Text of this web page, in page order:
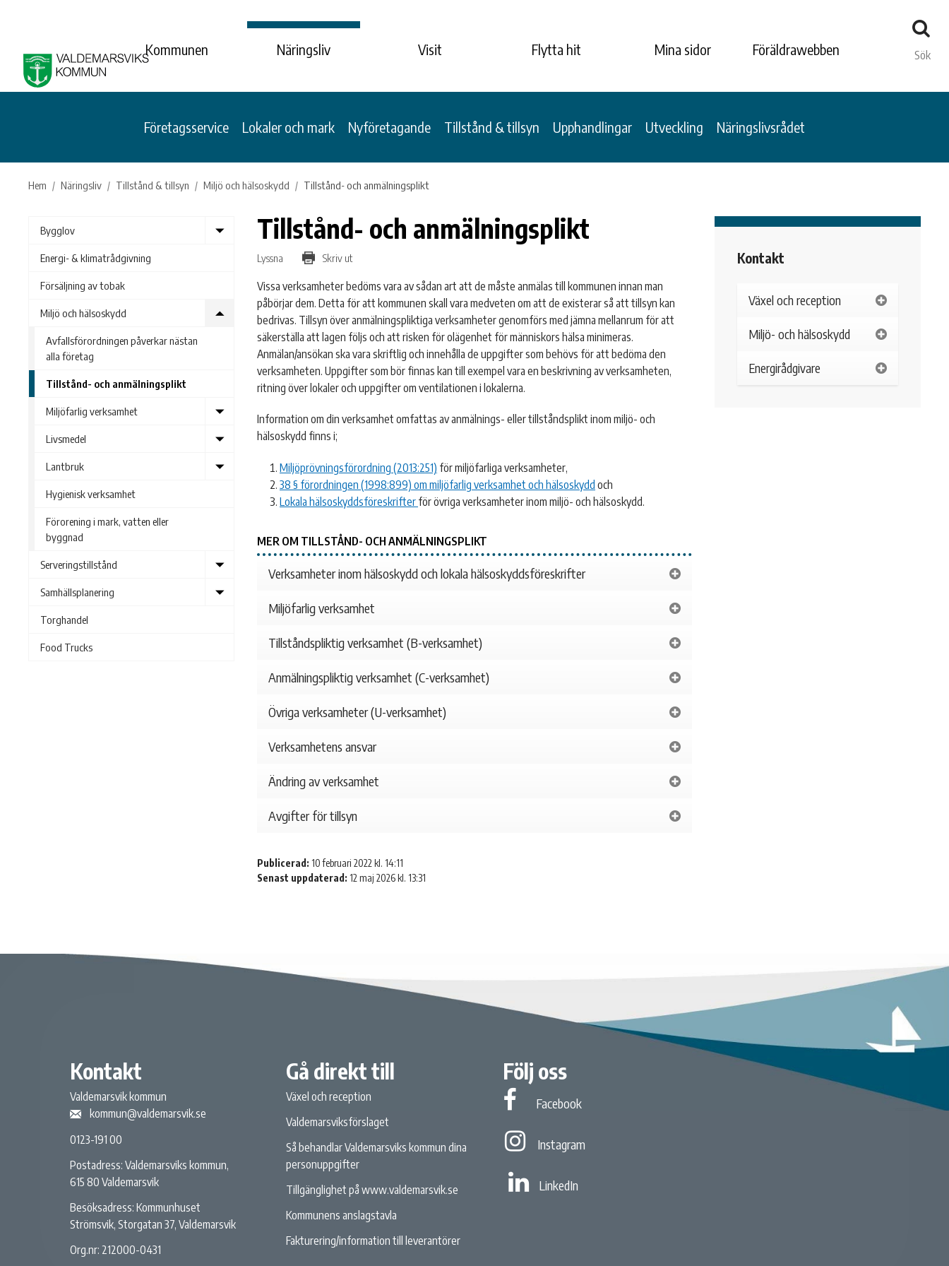
Sök
Kommunen Näringsliv Visit Flytta hit Mina sidor Föräldrawebben
Företagsservice Lokaler och mark Nyföretagande Tillstånd & tillsyn Upphandlingar Utveckling Näringslivsrådet
Hem Näringsliv Tillstånd & tillsyn Miljö och hälsoskydd Tillstånd- och anmälningsplikt
Bygglov
Show
Energi- & klimatrådgivning
Försäljning av tobak
Miljö och hälsoskydd
Show
submenu
Avfallsförordningen påverkar nästan
alla företag
Tillstånd- och anmälningsplikt
Miljöfarlig verksamhet
Show
submenu
Livsmedel
Show
Lantbruk
Show
Hygienisk verksamhet
Förorening i mark, vatten eller
byggnad
Serveringstillstånd
Show
Samhällsplanering
Show
Torghandel
Food Trucks
Tillstånd- och anmälningsplikt
Lyssna Skriv ut
Vissa verksamheter bedöms vara av sådan art att de måste anmälas till kommunen innan man
påbörjar dem. Detta för att kommunen skall vara medveten om att de existerar så att tillsyn kan
bedrivas. Tillsyn över anmälningspliktiga verksamheter genomförs med jämna mellanrum för att
säkerställa att lagen följs och att risken för olägenhet för människors hälsa minimeras.
Anmälan/ansökan ska vara skriftlig och innehålla de uppgifter som behövs för att bedöma den
verksamheten. Uppgifter som bör finnas kan till exempel vara en beskrivning av verksamheten,
ritning över lokaler och uppgifter om ventilationen i lokalerna.
Information om din verksamhet omfattas av anmälnings- eller tillståndsplikt inom miljö- och
hälsoskydd finns i;
Miljöprövningsförordning (2013:251) för miljöfarliga verksamheter,
38 § förordningen (1998:899) om miljöfarlig verksamhet och hälsoskydd och
Lokala hälsoskyddsföreskrifter för övriga verksamheter inom miljö- och hälsoskydd.
MER OM TILLSTÅND- OCH ANMÄLNINGSPLIKT
Verksamheter inom hälsoskydd och lokala hälsoskyddsföreskrifter
Miljöfarlig verksamhet
Tillståndspliktig verksamhet (B-verksamhet)
Anmälningspliktig verksamhet (C-verksamhet)
Övriga verksamheter (U-verksamhet)
Verksamhetens ansvar
Ändring av verksamhet
Avgifter för tillsyn
Publicerad: 10 februari 2022 kl. 14:11
Senast uppdaterad: 12 maj 2026 kl. 13:31
Kontakt
Växel och reception
Miljö- och hälsoskydd
Energirådgivare
Kontakt
Valdemarsvik kommun
kommun@valdemarsvik.se
0123-191 00
Postadress: Valdemarsviks kommun,
615 80 Valdemarsvik
Besöksadress: Kommunhuset
Strömsvik, Storgatan 37, Valdemarsvik
Org.nr: 212000-0431
Gå direkt till
Växel och reception
Valdemarsviksförslaget
Så behandlar Valdemarsviks kommun dina
personuppgifter
Tillgänglighet på www.valdemarsvik.se
Kommunens anslagstavla
Fakturering/information till leverantörer
Följ oss
Facebook
Facebook
Instagram
Instagram
LinkedIn
Linked In